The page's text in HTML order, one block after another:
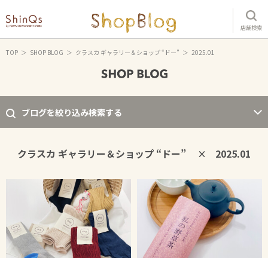
店舗検索
TOP SHOP BLOG クラスカ ギャラリー＆ショップ “ドー” 2025.01
ブログを絞り込み検索する
クラスカ ギャラリー＆ショップ “ドー” × 2025.01